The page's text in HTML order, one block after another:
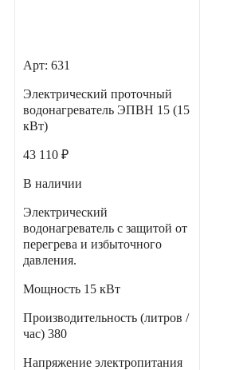
Арт: 631
Электрический проточный
водонагреватель ЭПВН 15 (15
кВт)
43 110 ₽
В наличии
Электрический
водонагреватель с защитой от
перегрева и избыточного
давления.
Мощность 15 кВт
Производительность (литров /
час) 380
Напряжение электропитания